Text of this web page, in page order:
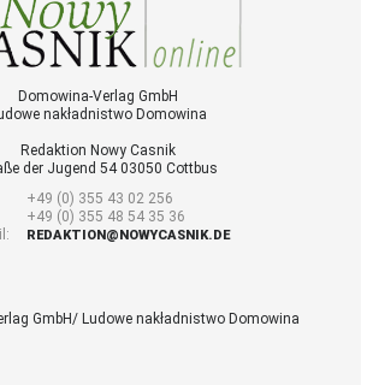
Domowina-Verlag GmbH
nakładnistwo Domowina
Redaktion Nowy Casnik
der Jugend 54 03050 Cottbus
+49 (0) 355 43 02 256
+49 (0) 355 48 54 35 36
REDAKTION@NOWYCASNIK.DE
GmbH/ Ludowe nakładnistwo Domowina